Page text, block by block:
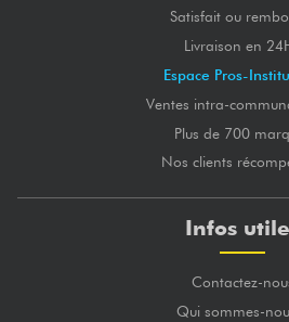
Satisfait ou
Livraison en
Espace Pros-
Ventes intra-
Plus de 700
Nos clients
Infos
Contactez-
Qui sommes-